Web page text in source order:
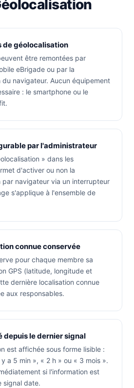
de géolocalisation
être remontées par
eBrigade ou par la
du navigateur. Aucun équipement
: le smartphone ou le
par l'administrateur
» dans les
d'activer ou non la
par navigateur via un interrupteur
s'applique à l'ensemble de
connue conservée
pour chaque membre sa
GPS (latitude, longitude et
dernière localisation connue
aux responsables.
depuis le dernier signal
est affichée sous forme lisible :
a 5 min », « 2 h » ou « 3 mois ».
si l'information est
signal date.